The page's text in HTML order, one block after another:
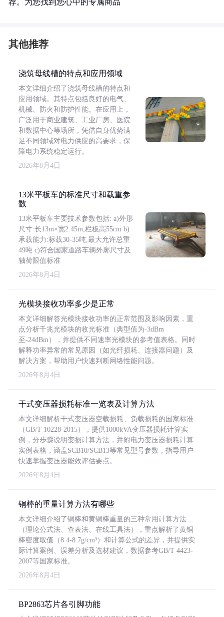
荐。为您找到您心中的专属商品
其他推荐
浇筑母线槽的特点和应用领域
本文详细介绍了浇筑母线槽的特点和
应用领域。其特点包括良好的电气、
机械、防火和防护性能。在应用上，
广泛用于商业建筑、工业厂房、医院
和数据中心等场所，凭借自身优势满
足不同领域对电力供应的高要求，保
障电力系统稳定运行。
2026年8月4日
13米平板车的标准尺寸和载重参
数
13米平板车主要技术参数包括: a)外形
尺寸:长13m×宽2.45m,栏板高55cm b)
承载能力:标载30-35吨,最大允许总重
49吨 c)符合国家道路车辆外廓尺寸及
轴荷限值标准
2026年8月4日
光模块接收功率多少是正常
本文详细解答光模块接收功率的正常范围及影响因素，重
点分析千兆光模块的收光标准（典型值为-3dBm
至-24dBm），并提供不同速率光模块的参考值表格。同时
解释功率异常的常见原因（如光纤损耗、连接器问题）及
解决方案，帮助用户快速判断网络性能问题。
2026年8月4日
干式变压器损耗标准一览表及计算方法
本文详细解析干式变压器空载损耗、负载损耗的国家标准
（GB/T 10228-2015），提供1000kVA变压器损耗计算实
例，分步骤说明变损计算方法，并附电力变压器损耗计算
实例表格，涵盖SCB10/SCB13等常见型号参数，指导用户
快速掌握变压器能效评估要点。
2026年8月4日
铜棒的重量计算方法有哪些
本文详细介绍了铜棒和黄铜棒重量的三种常用计算方法
（理论公式法、查表法、在线工具法），重点解析了黄铜
棒密度取值（8.4-8.7g/cm³）和计算公式的差异，并提供实
际计算案例、误差分析及选材建议，数据参考GB/T 4423-
2007等国家标准。
2026年8月4日
BP2863芯片各引脚功能